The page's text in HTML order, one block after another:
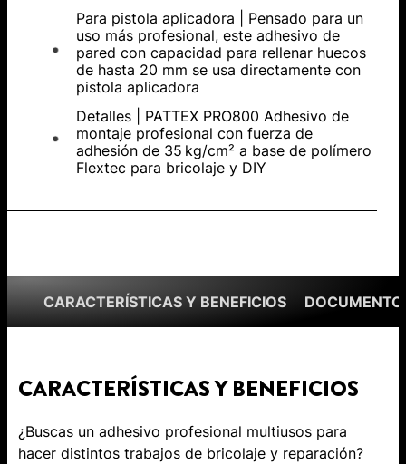
Para pistola aplicadora | Pensado para un
uso más profesional, este adhesivo de
pared con capacidad para rellenar huecos
de hasta 20 mm se usa directamente con
pistola aplicadora
Detalles | PATTEX PRO800 Adhesivo de
montaje profesional con fuerza de
adhesión de 35 kg/cm² a base de polímero
Flextec para bricolaje y DIY
CARACTERÍSTICAS Y BENEFICIOS
CARACTERÍSTICAS Y BENEFICIOS
¿Buscas un adhesivo profesional multiusos para
hacer distintos trabajos de bricolaje y reparación?